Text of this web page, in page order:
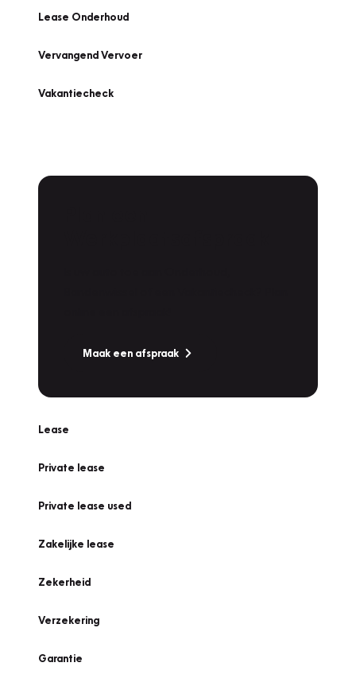
Lease Onderhoud
Vervangend Vervoer
Vakantiecheck
Maak een afspraak
Lease
Private lease
Private lease used
Zakelijke lease
Zekerheid
Verzekering
Garantie